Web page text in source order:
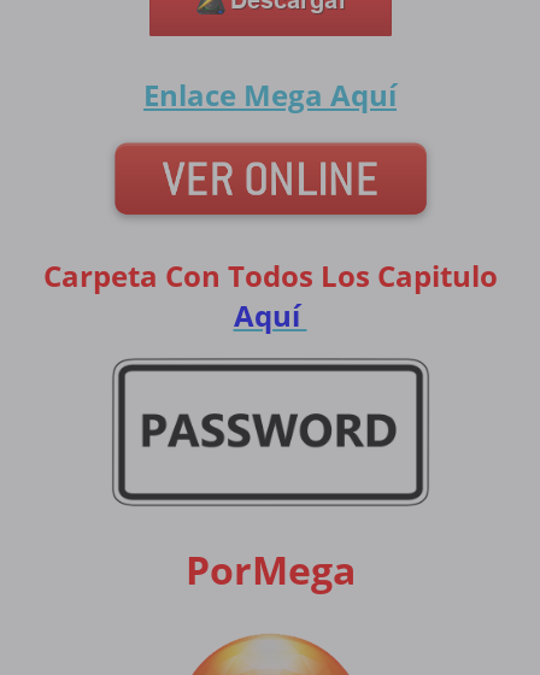
Enlace Mega Aquí
Carpeta Con Todos Los Capitulo
Aquí
PorMega